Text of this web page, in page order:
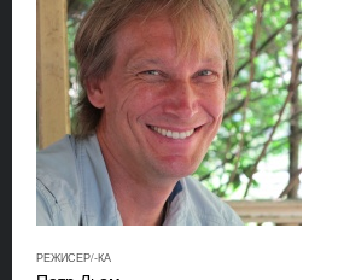
РЕЖИСЕР/-КА